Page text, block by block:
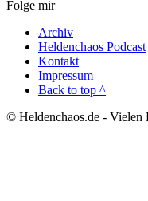
Folge mir
Archiv
Heldenchaos Podcast
Kontakt
Impressum
Back to top ^
© Heldenchaos.de - Vielen